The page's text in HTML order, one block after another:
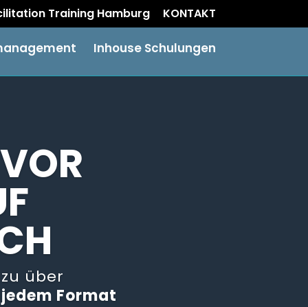
Training Hamburg KONTAKT
Inhouse Schulungen
zu über
jedem Format